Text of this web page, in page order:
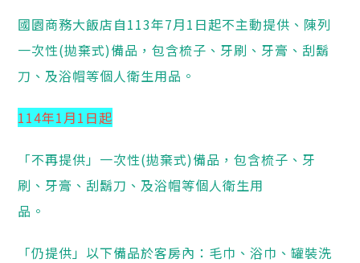
國園商務大飯店自113年7月1日起不主動提供、陳列
一次性(拋棄式)備品，包含梳子、牙刷、牙膏、刮鬍
刀、及浴帽等個人衛生用品。
114年1月1日起
「不再提供」一次性(拋棄式)備品，包含梳子、牙
刷、牙膏、刮鬍刀、及浴帽等個人衛生用
品。
「仍提供」以下備品於客房內：毛巾、浴巾、罐裝洗